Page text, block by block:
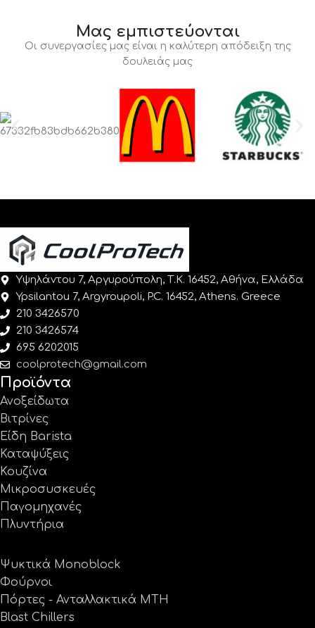
Μας εμπιστεύονται
Οι συνεργασίες μας είναι η καλύτερη απόδειξη της
δουλειάς μας
Υψηλάντου 7, Αργυρούπολη, Τ.Κ. 16452, Αθήνα, Ελλάδα
Ypsilantou 7, Argyroupoli, P.C. 16452, Athens. Greece
210 3426570
210 3426574
695 6202015
coolprotech@gmail.com
Προϊόντα
Ανοξείδωτα
Βιτρίνες
Είδη Barista
Καταψύξεις
Κουζίνα
Μικροσυσκευές
Παγομηχανές
Πλυντήρια
Ψυκτικά Monoblock
Φούρνοι
Πόρτες - Ανταλλακτικά MTH
Blast Chillers